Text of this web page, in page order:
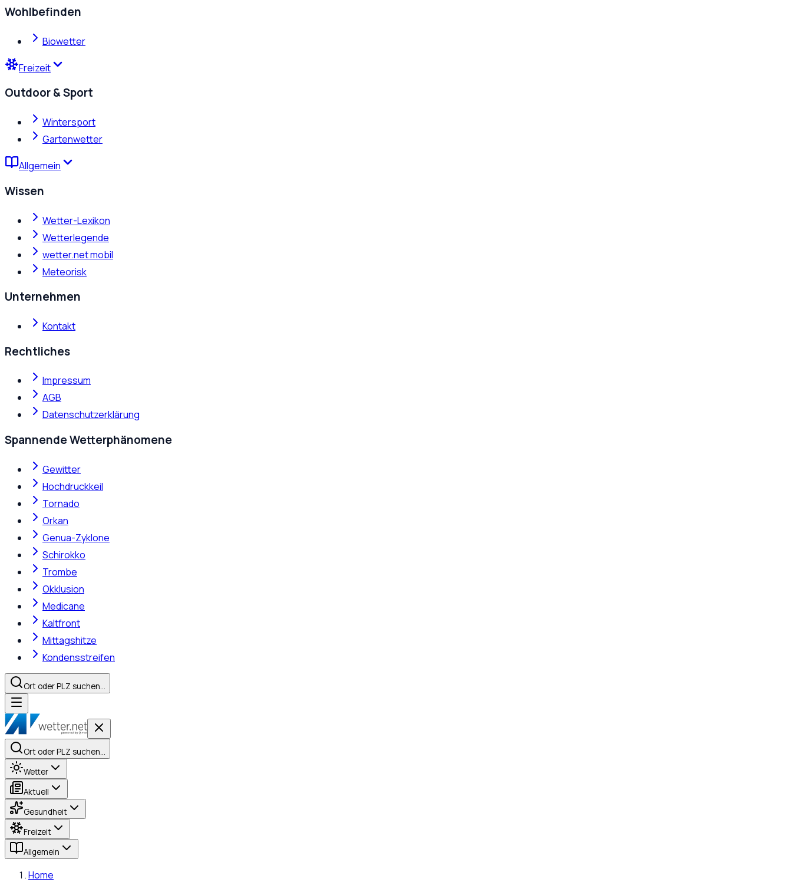
Wohlbefinden
Biowetter
Freizeit
Outdoor & Sport
Wintersport
Gartenwetter
Allgemein
Wissen
Wetter-Lexikon
Wetterlegende
wetter.net mobil
Meteorisk
Unternehmen
Kontakt
Rechtliches
Impressum
AGB
Datenschutzerklärung
Spannende Wetterphänomene
Gewitter
Hochdruckkeil
Tornado
Orkan
Genua-Zyklone
Schirokko
Trombe
Okklusion
Medicane
Kaltfront
Mittagshitze
Kondensstreifen
Ort oder PLZ suchen…
Ort oder PLZ suchen…
Wetter
Aktuell
Gesundheit
Freizeit
Allgemein
Home